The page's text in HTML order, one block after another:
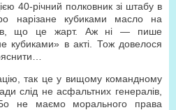
40-річний полковник зі штабу в
нарізане кубиками масло на
що це жарт. Аж ні — пише
кубиками» в акті. Тож довелося
так це у вищому командному
слід не асфальтних генералів,
не маємо морального права